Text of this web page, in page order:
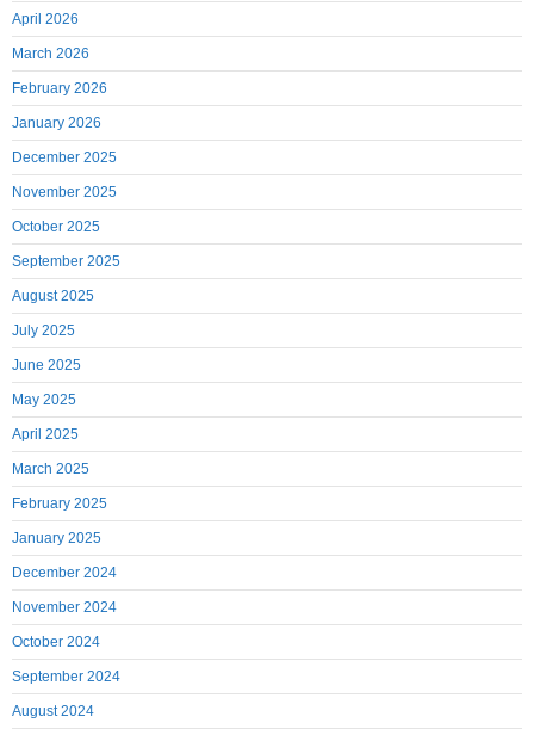
April 2026
March 2026
February 2026
January 2026
December 2025
November 2025
October 2025
September 2025
August 2025
July 2025
June 2025
May 2025
April 2025
March 2025
February 2025
January 2025
December 2024
November 2024
October 2024
September 2024
August 2024